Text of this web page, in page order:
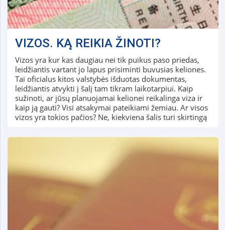
VIZOS. KĄ REIKIA ŽINOTI?
Vizos yra kur kas daugiau nei tik puikus paso priedas,
leidžiantis vartant jo lapus prisiminti buvusias keliones.
Tai oficialus kitos valstybės išduotas dokumentas,
leidžiantis atvykti į šalį tam tikram laikotarpiui. Kaip
sužinoti, ar jūsų planuojamai kelionei reikalinga viza ir
kaip ją gauti? Visi atsakymai pateikiami žemiau. Ar visos
vizos yra tokios pačios? Ne, kiekviena šalis turi skirtingą